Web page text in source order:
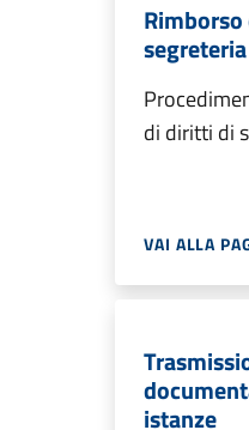
di diritti di
VAI ALLA
istanze